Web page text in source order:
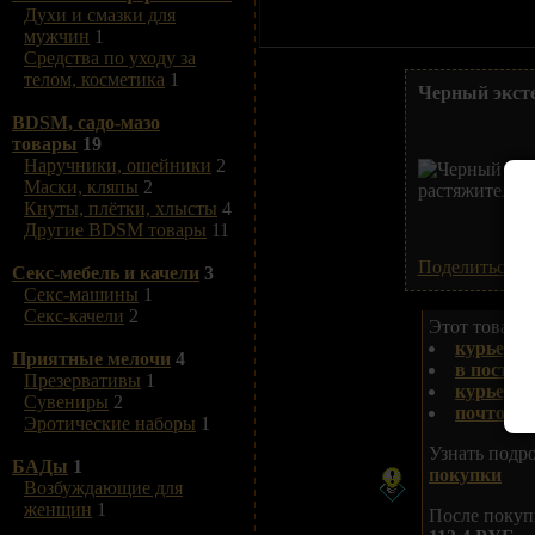
Духи и смазки для
мужчин 1
Средства по уходу за
телом, косметика 1
BDSM, садо-мазо
товары 19
Наручники, ошейники 2
Маски, кляпы 2
Кнуты, плётки, хлысты 4
Другие BDSM товары 11
Секс-мебель и качели 3
Секс-машины 1
Секс-качели 2
Приятные мелочи 4
Презервативы 1
Сувениры 2
Эротические наборы 1
БАДы 1
Возбуждающие для
женщин 1
Черный
Поделиться
Этот товар
в
почтой
Узнать
покупки
После